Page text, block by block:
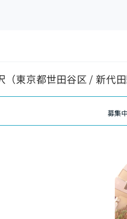
（東京都世田谷区 / 新代
募集